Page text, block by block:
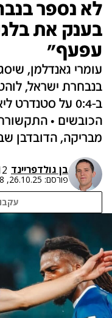
לא נספר
בענק את
עפעף"
עומרי גאנדלמן,
בנבחרת ישראל,
ב-0:4 על
הכובשים •
מבריקה, הדובדבן
בן גולדפריינד
פורסם: 26.10.25, 05:58